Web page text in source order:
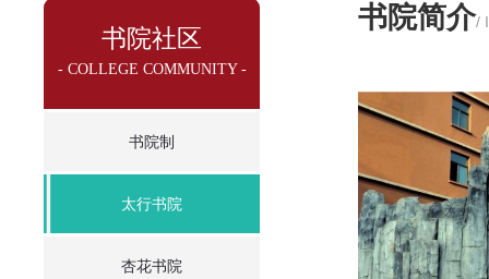
书院社区
- COLLEGE COMMUNITY -
书院制
太行书院
杏花书院
书院简介/